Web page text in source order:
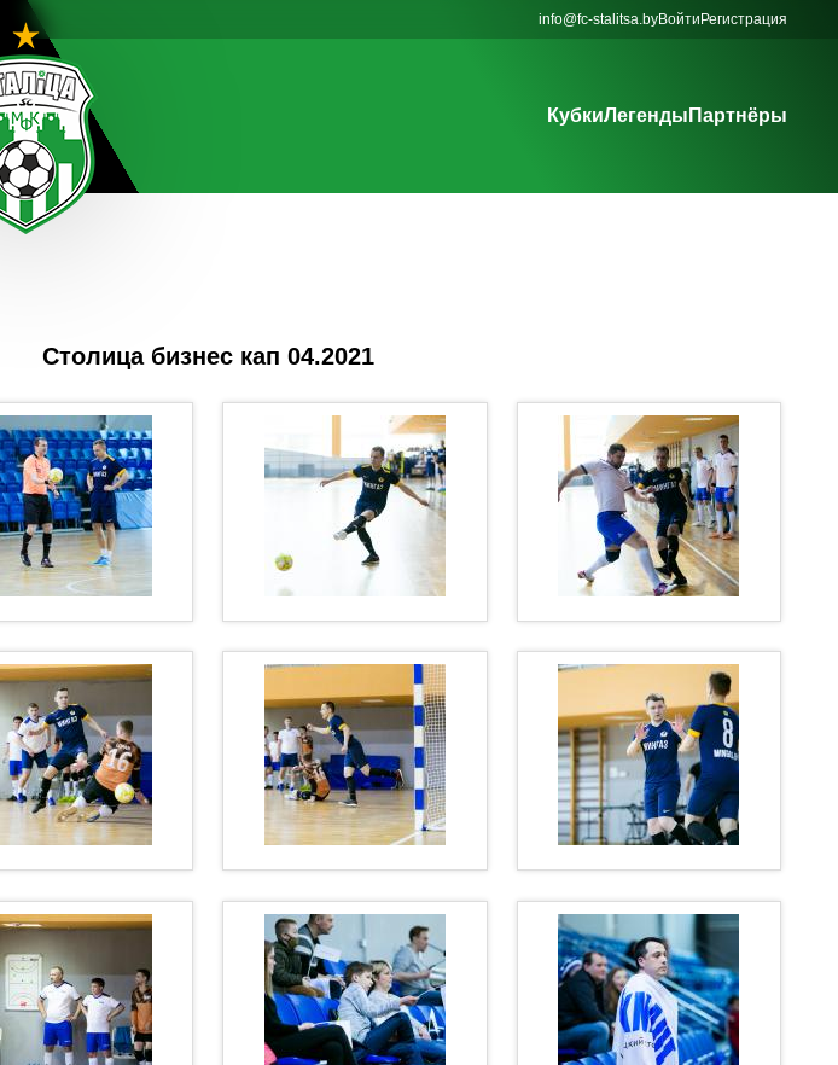
info@fc-stalitsa.byВойти Регистрация
КубкиЛегенды Партнёры
Столица бизнес кап 04.2021